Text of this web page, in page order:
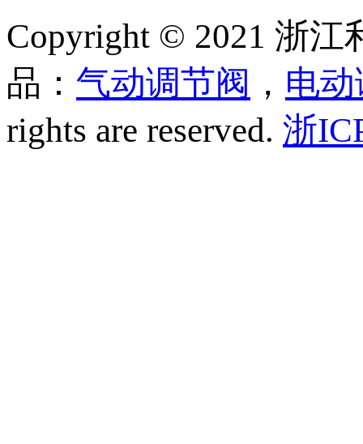
Copyright © 2021 浙
品： 气动调节阀 ， 电
rights are reserved. 浙